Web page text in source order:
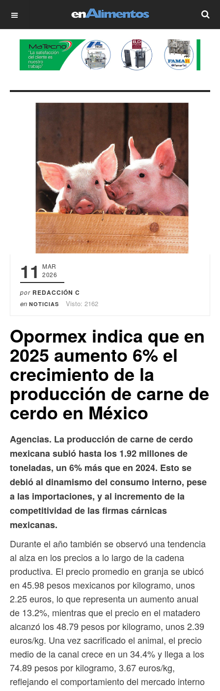
OFF CANVAS
11
MAR
2026
por REDACCIÓN C
en NOTICIAS Visto: 2162
Opormex indica que en
2025 aumento 6% el
crecimiento de la
producción de carne de
cerdo en México
Agencias. La producción de carne de cerdo
mexicana subió hasta los 1.92 millones de
toneladas, un 6% más que en 2024. Esto se
debió al dinamismo del consumo interno, pese
a las importaciones, y al incremento de la
competitividad de las firmas cárnicas
mexicanas.
Durante el año también se observó una tendencia
al alza en los precios a lo largo de la cadena
productiva. El precio promedio en granja se ubicó
en 45.98 pesos mexicanos por kilogramo, unos
2.25 euros, lo que representa un aumento anual
de 13.2%, mientras que el precio en el matadero
alcanzó los 48.79 pesos por kilogramo, unos 2.39
euros/kg. Una vez sacrificado el animal, el precio
medio de la canal crece en un 34.4% y llega a los
74.89 pesos por kilogramo, 3.67 euros/kg,
reflejando el comportamiento del mercado interno